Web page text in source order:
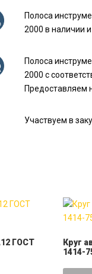
Полоса
2000 в наличии
Полоса
2000 с
Предоставляем
Участвуем в
ГОСТ
Круг
1414-